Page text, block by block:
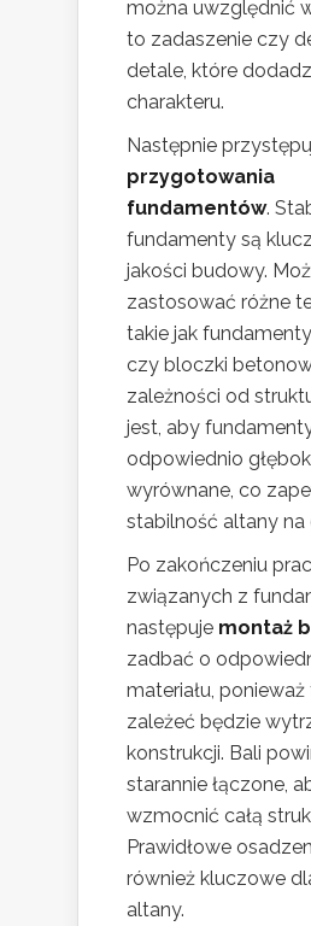
można uwzględnić
to zadaszenie czy
detale, które
charakteru.
Następnie
przygotowania
fundamentów.
fundamenty są
jakości budowy.
zastosować różne
takie jak
czy bloczki
zależności od
jest, aby
odpowiednio
wyrównane, co
stabilność altany na
Po zakończeniu prac
związanych z
następuje montaż
zadbać o
materiału,
zależeć będzie
konstrukcji. Bali
starannie łączone,
wzmocnić całą
Prawidłowe
również kluczowe
altany.